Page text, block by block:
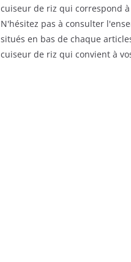
cuiseur de riz qui correspond
N'hésitez pas à consulter
situés en bas de chaque
cuiseur de riz qui convient à